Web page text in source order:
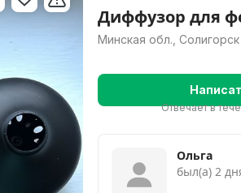
Диффузор для
Минская обл., Солигорск
Отвечает в
Ольга
был(а) 2